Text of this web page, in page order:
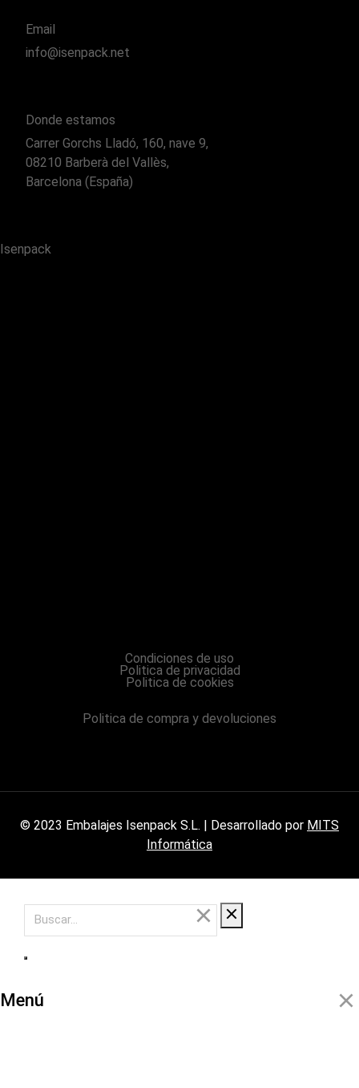
Email
info@isenpack.net
Donde estamos
Carrer Gorchs Lladó, 160, nave 9,
08210 Barberà del Vallès,
Barcelona (España)
Isenpack
Condiciones de uso
Politica de privacidad
Politica de cookies
Politica de compra y devoluciones
© 2023 Embalajes Isenpack S.L. | Desarrollado por MITS
Informática
Menú